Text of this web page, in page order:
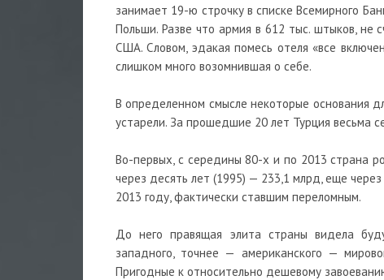
занимает 19-ю строчку в списке Всемирного
Польши. Разве что армия в 612 тыс. штыков, не
США. Словом, эдакая помесь отеля «все
слишком много возомнившая о себе.
В определенном смысле некоторые основания
устарели. За прошедшие 20 лет Турция весьма
Во-первых, с середины 80-х и по 2013 страна
через десять лет (1995) — 233,1 млрд, еще
2013 году, фактически ставшим переломным.
До него правящая элита страны видела
западного, точнее — американского —
Пригодные к относительно дешевому